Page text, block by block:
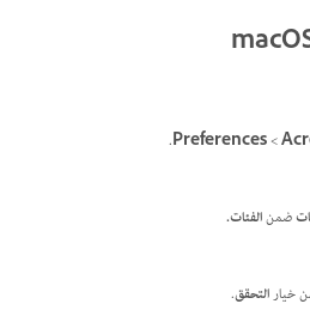
>‏
Preferences
.
ضمنالفئات.
خيارالتحقق.